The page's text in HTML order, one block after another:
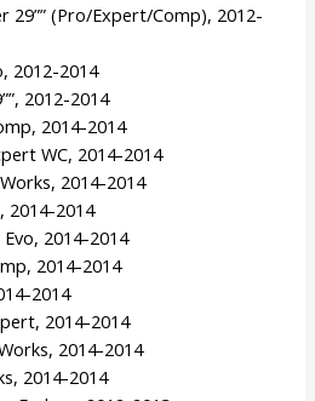
29”” (Pro/Expert/Comp), 2012-
2012-2014
2012-2014
2014-2014
WC, 2014-2014
2014-2014
2014-2014
2014-2014
2014-2014
2014
2014-2014
2014-2014
2014-2014